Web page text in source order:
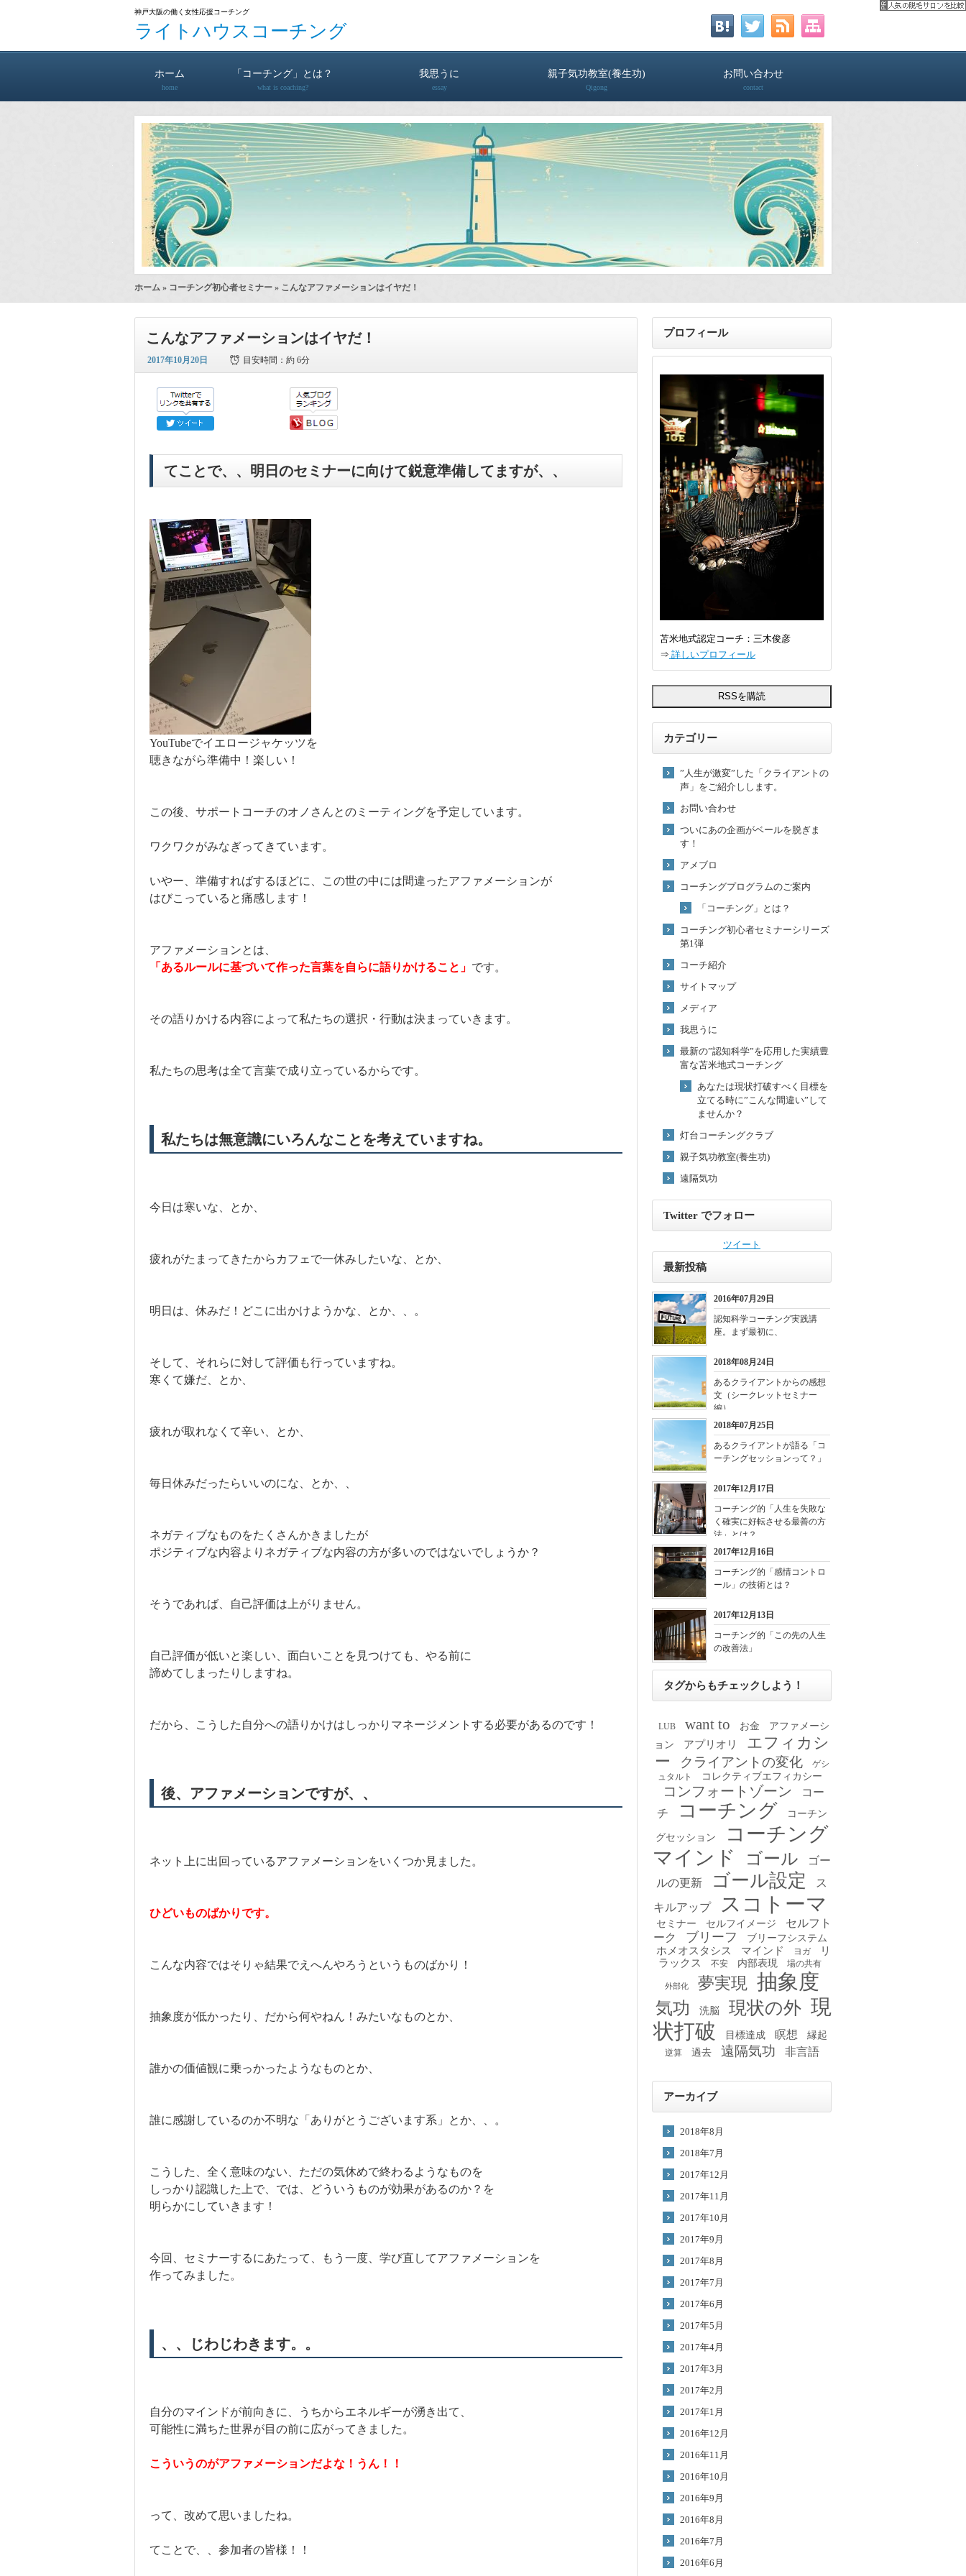
神戸大阪の働く女性応援コーチング
ライトハウスコーチング
ホーム
home
「コーチング」とは？
what is coaching?
我思うに
essay
親子気功教室(養生功)
Qigong
お問い合わせ
contact
ホーム » コーチング初心者セミナー » こんなアファメーションはイヤだ！
こんなアファメーションはイヤだ！
2017年10月20日 目安時間：約 6分
てことで、、明日のセミナーに向けて鋭意準備してますが、、
YouTubeでイエロージャケッツを
聴きながら準備中！楽しい！
この後、サポートコーチのオノさんとのミーティングを予定しています。
ワクワクがみなぎってきています。
いやー、準備すればするほどに、この世の中には間違ったアファメーションが
はびこっていると痛感します！
アファメーションとは、
「あるルールに基づいて作った言葉を自らに語りかけること」 です。
その語りかける内容によって私たちの選択・行動は決まっていきます。
私たちの思考は全て言葉で成り立っているからです。
私たちは無意識にいろんなことを考えていますね。
今日は寒いな、とか、
疲れがたまってきたからカフェで一休みしたいな、とか、
明日は、休みだ！どこに出かけようかな、とか、、。
そして、それらに対して評価も行っていますね。
寒くて嫌だ、とか、
疲れが取れなくて辛い、とか、
毎日休みだったらいいのにな、とか、、
ネガティブなものをたくさんかきましたが
ポジティブな内容よりネガティブな内容の方が多いのではないでしょうか？
そうであれば、自己評価は上がりません。
自己評価が低いと楽しい、面白いことを見つけても、やる前に
諦めてしまったりしますね。
だから、こうした自分への語りかけはしっかりマネージメントする必要があるのです！
後、アファメーションですが、、
ネット上に出回っているアファメーションをいくつか見ました。
ひどいものばかりです。
こんな内容ではそりゃ結果でえへんやろうというものばかり！
抽象度が低かったり、だから何やねん！みたいなものとか、
誰かの価値観に乗っかったようなものとか、
誰に感謝しているのか不明な「ありがとうございます系」とか、、。
こうした、全く意味のない、ただの気休めで終わるようなものを
しっかり認識した上で、では、どういうものが効果があるのか？を
明らかにしていきます！
今回、セミナーするにあたって、もう一度、学び直してアファメーションを
作ってみました。
、、じわじわきます。。
自分のマインドが前向きに、うちからエネルギーが湧き出て、
可能性に満ちた世界が目の前に広がってきました。
こういうのがアファメーションだよな！うん！！
って、改めて思いましたね。
てことで、、参加者の皆様！！
プロフィール
苫米地式認定コーチ：三木俊彦
⇒ 詳しいプロフィール
カテゴリー
”人生が激変”した「クライアントの
声」をご紹介しします。
お問い合わせ
ついにあの企画がベールを脱ぎま
す！
アメブロ
コーチングプログラムのご案内
「コーチング」とは？
コーチング初心者セミナーシリーズ
第1弾
コーチ紹介
サイトマップ
メディア
我思うに
最新の”認知科学”を応用した実績豊
富な苫米地式コーチング
あなたは現状打破すべく目標を
立てる時に”こんな間違い”して
ませんか？
灯台コーチングクラブ
親子気功教室(養生功)
遠隔気功
Twitter でフォロー
ツイート
最新投稿
2016年07月29日
認知科学コーチング実践講
座。まず最初に、
2018年08月24日
あるクライアントからの感想
文（シークレットセミナー
編）
2018年07月25日
あるクライアントが語る「コ
ーチングセッションって？」
2017年12月17日
コーチング的「人生を失敗な
く確実に好転させる最善の方
法」とは？
2017年12月16日
コーチング的「感情コントロ
ール」の技術とは？
2017年12月13日
コーチング的「この先の人生
の改善法」
タグからもチェックしよう！
LUB want to お金
アファメーシ
ョン
アプリオリ
エフィカシ
ー
クライアントの変化
ゲシ
ュタルト
コレクティブエフィカシー
コンフォートゾーン
コー
チ
コーチング コーチン
グセッション
コーチング
マインド
ゴール
ゴー
ルの更新
ゴール設定
ス
キルアップ
スコトーマ
セミナー セルフイメージ
セルフト
ーク
ブリーフ ブリーフシステム
ホメオスタシス マインド ヨガ
リ
ラックス
不安 内部表現 場の共有
外部化 夢実現 抽象度
気功 洗脳 現状の外 現
状打破
目標達成 瞑想 縁起
逆算 過去 遠隔気功 非言語
アーカイブ
2018年8月
2018年7月
2017年12月
2017年11月
2017年10月
2017年9月
2017年8月
2017年7月
2017年6月
2017年5月
2017年4月
2017年3月
2017年2月
2017年1月
2016年12月
2016年11月
2016年10月
2016年9月
2016年8月
2016年7月
2016年6月